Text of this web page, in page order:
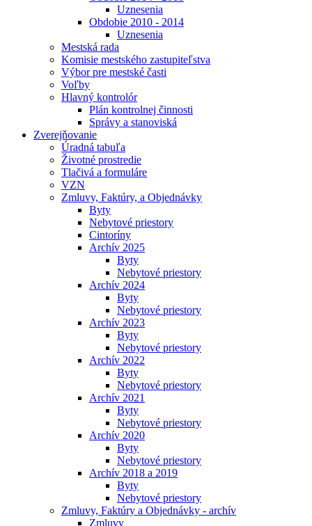
Uznesenia
Obdobie 2010 - 2014
Uznesenia
Mestská rada
Komisie mestského zastupiteľstva
Výbor pre mestské časti
Voľby
Hlavný kontrolór
Plán kontrolnej činnosti
Správy a stanoviská
Zverejňovanie
Úradná tabuľa
Životné prostredie
Tlačivá a formuláre
VZN
Zmluvy, Faktúry, a Objednávky
Byty
Nebytové priestory
Cintoríny
Archív 2025
Byty
Nebytové priestory
Archív 2024
Byty
Nebytové priestory
Archív 2023
Byty
Nebytové priestory
Archív 2022
Byty
Nebytové priestory
Archív 2021
Byty
Nebytové priestory
Archív 2020
Byty
Nebytové priestory
Archív 2018 a 2019
Byty
Nebytové priestory
Zmluvy, Faktúry a Objednávky - archív
Zmluvy